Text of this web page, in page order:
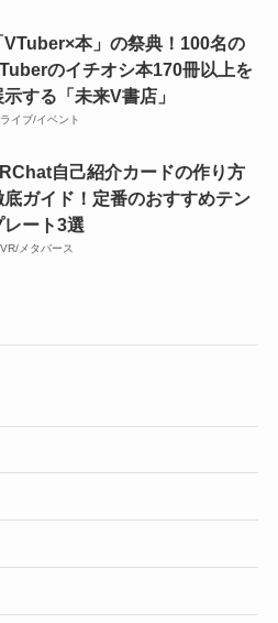
VTuber×本」の祭典！100名の
のイチオシ本170冊以上を
示する「未来V書店」
ライブ/イベント
自己紹介カードの作り方
底ガイド！定番のおすすめテン
レート3選
VR/メタバース